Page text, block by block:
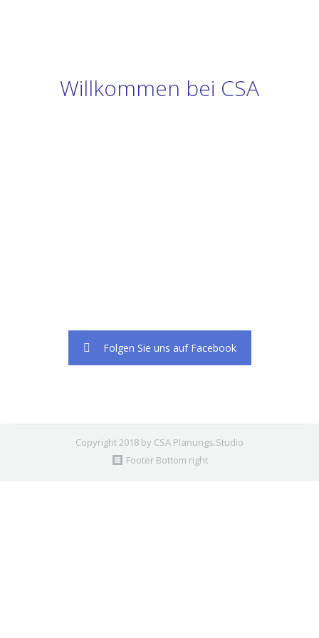
Willkommen bei CSA
Folgen Sie uns auf Facebook
Copyright 2018 by CSA Planungs.Studio
Footer Bottom right